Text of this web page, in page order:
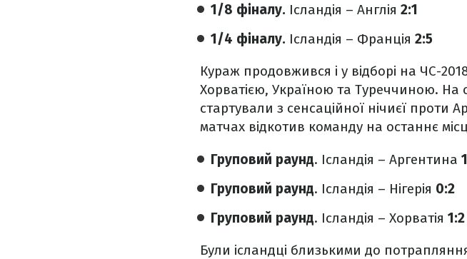
1/8 фіналу. Ісландія – Англія 2:1
1/4 фіналу. Ісландія – Франція 2:5
Кураж продовжився і у відборі на ЧС-
Хорватією, Україною та Туреччиною. На
стартували з сенсаційної нічиєї
матчах відкотив команду на останнє
Груповий раунд. Ісландія – Аргентина
Груповий раунд. Ісландія – Нігерія 0:2
Груповий раунд. Ісландія – Хорватія 1:2
Були ісландці близькими до